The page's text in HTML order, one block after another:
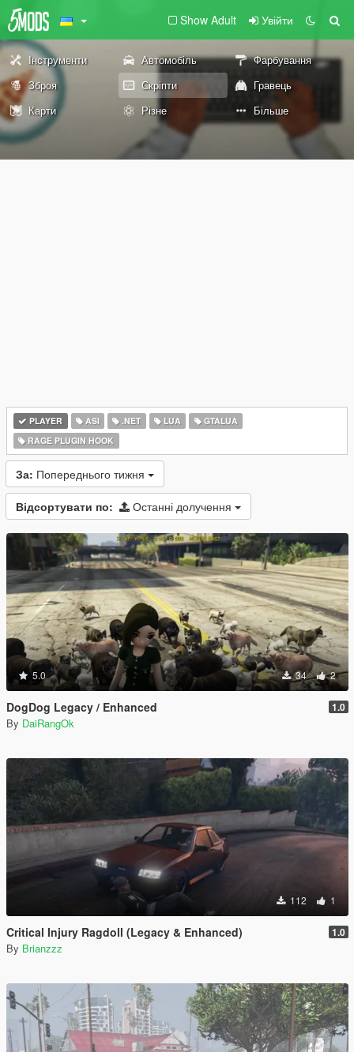
Show Adult Увійти
Інструменти Автомобіль
Фарбування
Зброя
Скріпти
Гравець
Карти
Різне Більше
PLAYER ASI .NET LUA
GTALUA
RAGE PLUGIN HOOK
За: Попереднього тижня
Відсортувати по: Останні долучення
5.0 34 2
DogDog Legacy / Enhanced 1.0
By DaiRangOk
112 1
Critical Injury Ragdoll (Legacy & Enhanced) 1.0
By Brianzzz